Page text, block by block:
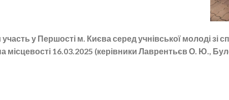
у Першості м. Києва серед учнівської молоді зі
місцевості 16.03.2025 (керівники Лаврентьєв О. Ю.,